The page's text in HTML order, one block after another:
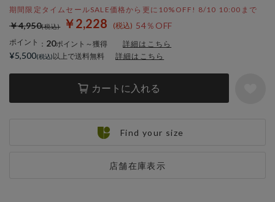
期間限定タイムセールSALE価格から更に10%OFF! 8/10 10:00まで
￥2,228 54％OFF
￥4,950
ポイント ： 20ポイント～獲得 詳細はこちら
カートに入れる
店舗在庫表示
¥5,500 以上で送料無料 詳細はこちら
Find your size